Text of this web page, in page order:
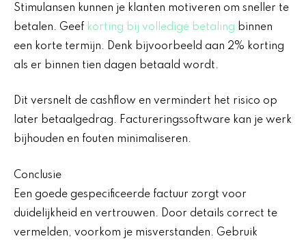
Stimulansen kunnen je klanten motiveren om sneller te
betalen. Geef korting bij volledige betaling binnen
een korte termijn. Denk bijvoorbeeld aan 2% korting
als er binnen tien dagen betaald wordt.
Dit versnelt de cashflow en vermindert het risico op
later betaalgedrag. Factureringssoftware kan je werk
bijhouden en fouten minimaliseren.
Conclusie
Een goede gespecificeerde factuur zorgt voor
duidelijkheid en vertrouwen. Door details correct te
vermelden, voorkom je misverstanden. Gebruik